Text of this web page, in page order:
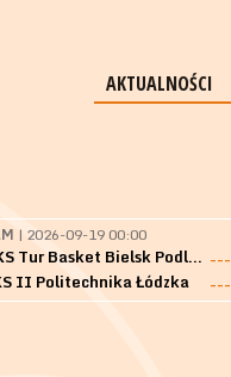
AKTUALNOŚCI
| 2026-09-19 00:00
KKS Tur Basket Bielsk Podlaski ---
II Politechnika Łódzka
---